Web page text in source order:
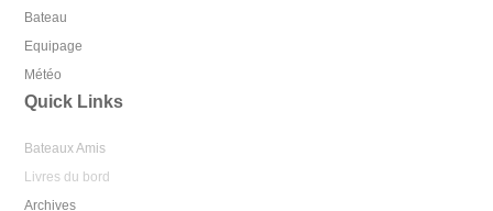
Bateau
Equipage
Météo
Quick Links
Bateaux Amis
Livres du bord
Archives